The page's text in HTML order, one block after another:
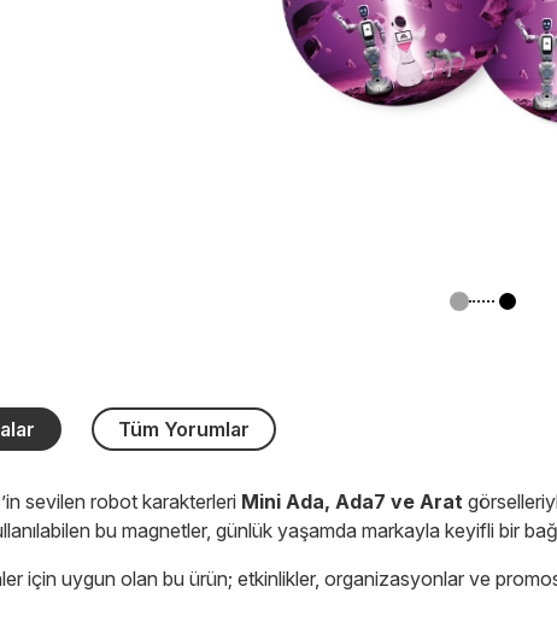
Tüm Yorumlar
sevilen robot karakterleri Mini Ada, Ada7 ve Arat
bu magnetler, günlük yaşamda markayla keyifli bir bağ
için uygun olan bu ürün; etkinlikler, organizasyonlar ve